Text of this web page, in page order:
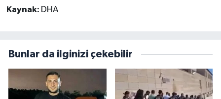
Kaynak: DHA
Bunlar da ilginizi çekebilir